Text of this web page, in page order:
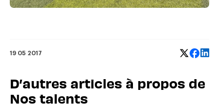
19 05 2017
D’autres articles à propos de
Nos talents